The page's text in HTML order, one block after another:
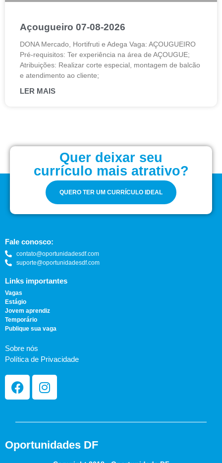
Açougueiro 07-08-2026
DONA Mercado, Hortifruti e Adega Vaga: AÇOUGUEIRO
Pré-requisitos: Ter experiência na área de AÇOUGUE;
Atribuições: Realizar corte especial, montagem de balcão
e atendimento ao cliente;
LER MAIS
Quer deixar seu
currículo mais atrativo?
QUERO TER UM CURRÍCULO IDEAL
Fale conosco:
contato@oportunidadesdf.com
suporte@oportunidadesdf.com
Links importantes
Vagas
Estágio
Jovem aprendiz
Temporário
Publique sua vaga
Sobre nós
Política de Privacidade
Oportunidades DF